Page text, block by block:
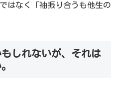
はなく「袖振り合うも他生の
しれないが、それは